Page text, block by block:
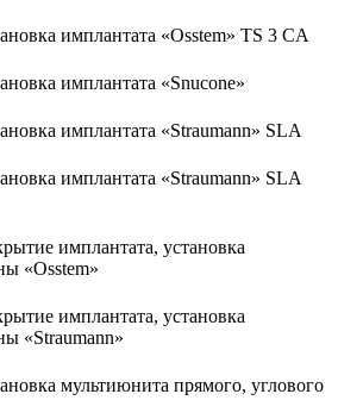
имплантата «Osstem» TS 3 CA
имплантата «Snucone»
имплантата «Straumann» SLA
имплантата «Straumann» SLA
имплантата, установка
«Osstem»
имплантата, установка
«Straumann»
мультиюнита прямого, углового